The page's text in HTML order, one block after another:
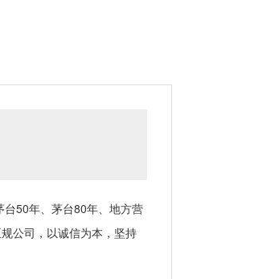
50年、茅台80年、地方营
公司，以诚信为本，坚持